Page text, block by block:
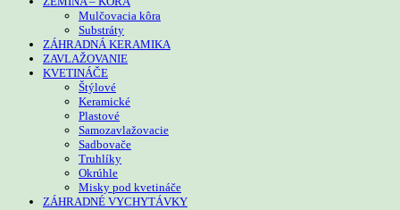
Mulčovacia kôra
Substráty
ZÁHRADNÁ KERAMIKA
ZAVLAŽOVANIE
KVETINÁČE
Štýlové
Keramické
Plastové
Samozavlažovacie
Sadbovače
Truhlíky
Okrúhle
Misky pod kvetináče
ZÁHRADNÉ VYCHYTÁVKY